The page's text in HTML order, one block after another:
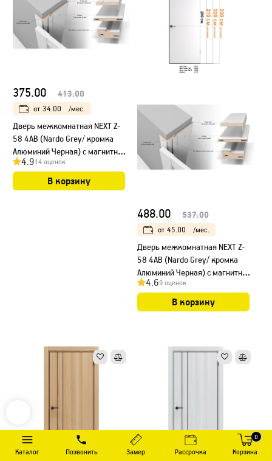
Каталог Позвонить Замер Рассрочка
0
Корзина
375.00 413.00
от 34.00 /мес.
Дверь межкомнатная NEXT Z-
58 4AB (Nardo Grey/ кромка
Алюминий Черная) с магнитным
замком
4.914 оценок
В корзину
488.00 537.00
от 45.00 /мес.
Дверь межкомнатная NEXT Z-
58 4AB (Nardo Grey/ кромка
Алюминий Черная) с магнитным
замком, НЕСТАНДАРТ
4.69 оценок
В корзину